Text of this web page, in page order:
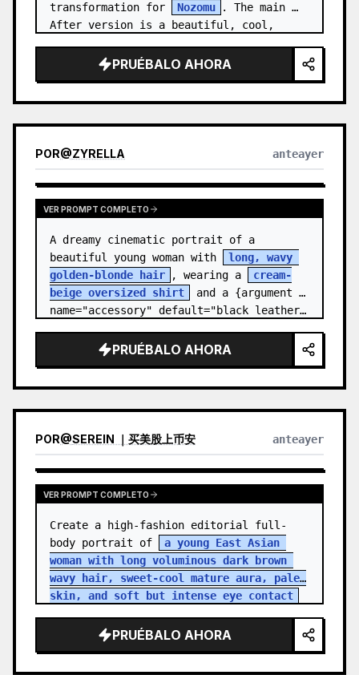
transformation for
Nozomu
. The main
After version is a beautiful, cool,
PRUÉBALO AHORA
POR@ZYRELLA anteayer
VER PROMPT COMPLETO
A dreamy cinematic portrait of a
beautiful young woman with
long, wavy
golden-blonde hair
, wearing a
cream-
beige oversized shirt
and a {argument
name="accessory" default="black leather…
PRUÉBALO AHORA
POR@SEREIN ｜买美股上币安 anteayer
VER PROMPT COMPLETO
Create a high-fashion editorial full-
body portrait of
a young East Asian
woman with long voluminous dark brown
wavy hair, sweet-cool mature aura, pale
skin, and soft but intense eye contact
PRUÉBALO AHORA